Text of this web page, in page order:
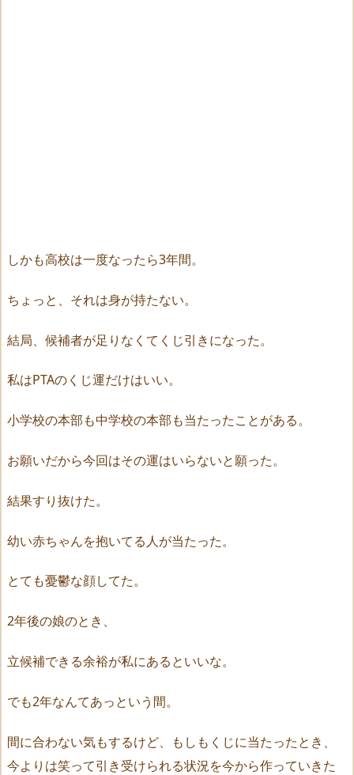
しかも高校は一度なったら3年間。
ちょっと、それは身が持たない。
結局、候補者が足りなくてくじ引きになった。
私はPTAのくじ運だけはいい。
小学校の本部も中学校の本部も当たったことがある。
お願いだから今回はその運はいらないと願った。
結果すり抜けた。
幼い赤ちゃんを抱いてる人が当たった。
とても憂鬱な顔してた。
2年後の娘のとき、
立候補できる余裕が私にあるといいな。
でも2年なんてあっという間。
間に合わない気もするけど、もしもくじに当たったとき、
今よりは笑って引き受けられる状況を今から作っていきた